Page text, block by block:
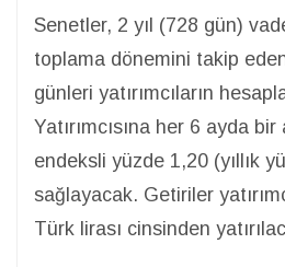
Senetler, 2 yıl (728 gün)
toplama dönemini takip
günleri yatırımcıların
Yatırımcısına her 6 ayda bir
endeksli yüzde 1,20 (yıllık
sağlayacak. Getiriler
Türk lirası cinsinden